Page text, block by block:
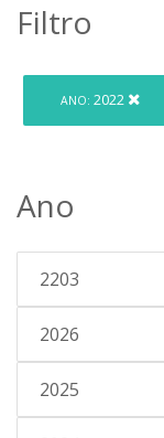
Filtro
ANO: 2022
Ano
2203
2026
2025